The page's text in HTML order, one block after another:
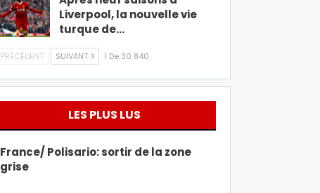
Liverpool, la nouvelle vie
turque de…
PRÉCÉDENT SUIVANT 1 De 30 840
LES PLUS LUS
France/ Polisario: sortir de la zone
grise